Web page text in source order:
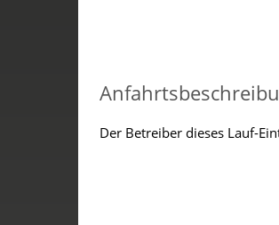
Der Betreiber dieses Lauf-